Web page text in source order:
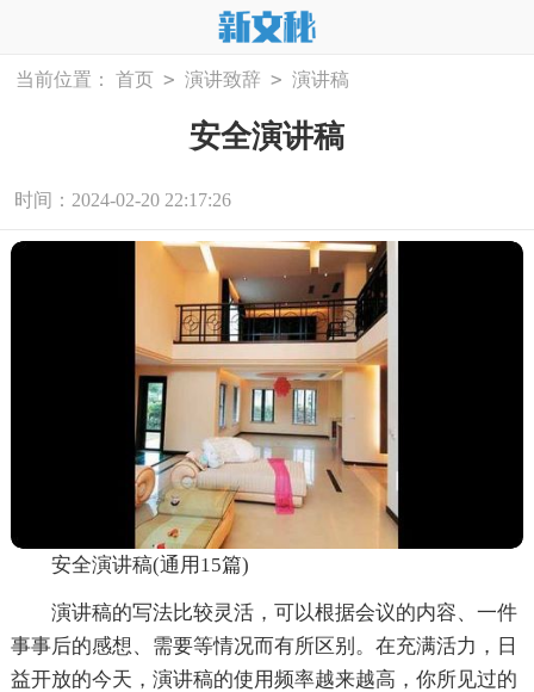
当前位置： 首页 > 演讲致辞 > 演讲稿
安全演讲稿
时间：2024-02-20 22:17:26
安全演讲稿(通用15篇)
演讲稿的写法比较灵活，可以根据会议的内容、一件
事事后的感想、需要等情况而有所区别。在充满活力，日
益开放的今天，演讲稿的使用频率越来越高，你所见过的